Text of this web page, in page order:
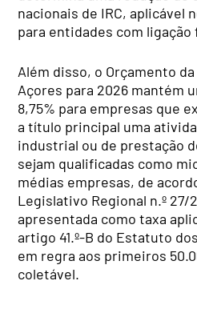
nacionais de IRC, aplicável
para entidades com ligação
Além disso, o Orçamento
Açores para 2026 mantém
8,75% para empresas que
a título principal uma
industrial ou de prestação
sejam qualificadas como
médias empresas, de
Legislativo Regional n.º 27/
apresentada como taxa
artigo 41.º-B do Estatuto
em regra aos primeiros
coletável.